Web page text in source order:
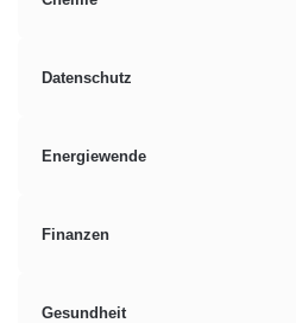
Datenschutz
Energiewende
Finanzen
Gesundheit